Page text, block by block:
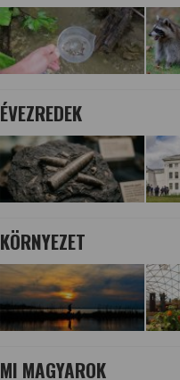
ÉVEZREDEK
KÖRNYEZET
MI MAGYAROK